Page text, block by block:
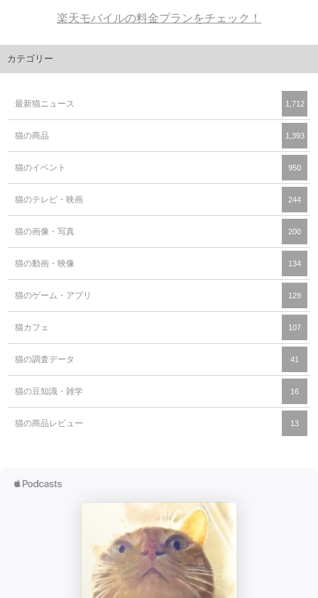
楽天モバイルの料金プランをチェック！
カテゴリー
最新猫ニュース 1,712
猫の商品 1,393
猫のイベント 950
猫のテレビ・映画 244
猫の画像・写真 200
猫の動画・映像 134
猫のゲーム・アプリ 129
猫カフェ 107
猫の調査データ 41
猫の豆知識・雑学 16
猫の商品レビュー 13